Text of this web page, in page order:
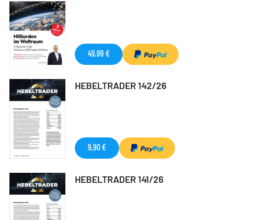
49,99 €
HEBELTRADER 142/26
9,90 €
HEBELTRADER 141/26